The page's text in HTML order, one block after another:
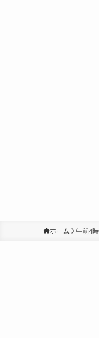
ホーム 午前4